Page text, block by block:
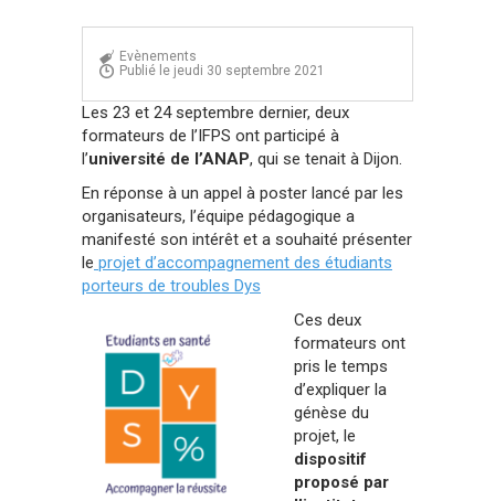
Evènements
Publié le jeudi 30 septembre 2021
Les 23 et 24 septembre dernier, deux
formateurs de l’IFPS ont participé à
l’université de l’ANAP, qui se tenait à Dijon.
En réponse à un appel à poster lancé par les
organisateurs, l’équipe pédagogique a
manifesté son intérêt et a souhaité présenter
le projet d’accompagnement des étudiants
porteurs de troubles Dys
Ces deux
formateurs ont
pris le temps
d’expliquer la
génèse du
projet, le
dispositif
proposé par